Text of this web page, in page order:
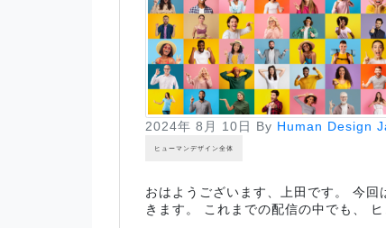
2024年 8月 10日 By Human Design
ヒューマンデザイン全体
おはようございます、上田です。 今
きます。 これまでの配信の中でも、